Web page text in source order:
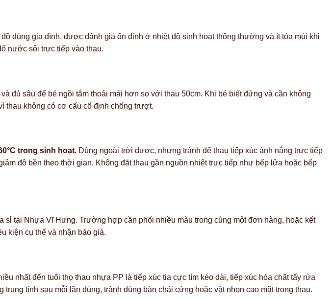
dùng gia đình, được đánh giá ổn định ở nhiệt độ sinh hoạt thông thường và ít tỏa mùi khi
nước sôi trực tiếp vào thau.
đủ sâu để bé ngồi tắm thoải mái hơn so với thau 50cm. Khi bé biết đứng và cần không
thau không có cơ cấu cố định chống trượt.
trong sinh hoạt. Dùng ngoài trời được, nhưng tránh để thau tiếp xúc ánh nắng trực tiếp
độ bền theo thời gian. Không đặt thau gần nguồn nhiệt trực tiếp như bếp lửa hoặc bếp
sỉ tại Nhựa Vĩ Hưng. Trường hợp cần phối nhiều màu trong cùng một đơn hàng, hoặc kết
kiện cụ thể và nhận báo giá.
nhất đến tuổi thọ thau nhựa PP là tiếp xúc tia cực tím kéo dài, tiếp xúc hóa chất tẩy rửa
tính sau mỗi lần dùng, tránh dùng bàn chải cứng hoặc vật nhọn cạo mặt trong thau.